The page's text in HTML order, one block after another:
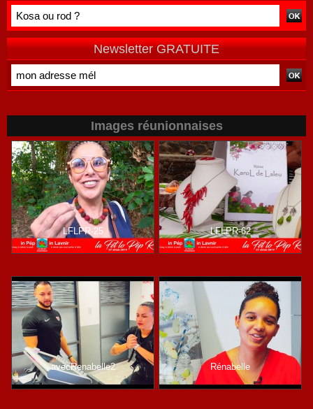
Newsletter GRATUITE
Images réunionnaises
LFLPR-25 LFLPR-62
avecRenabelle2 Rénabelle